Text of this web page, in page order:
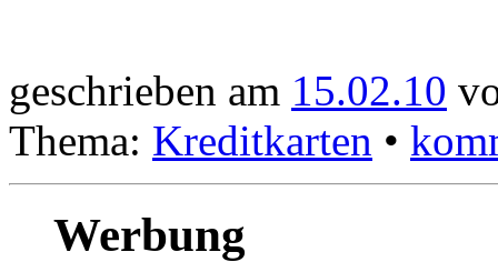
geschrieben am 15.02.10
Thema: Kreditkarten •
Werbung